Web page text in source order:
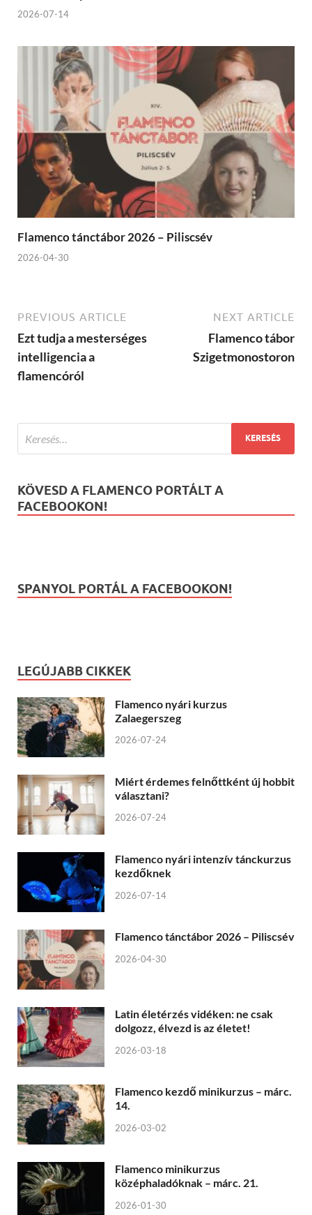
2026-07-14
Flamenco tánctábor 2026 – Piliscsév
2026-04-30
PREVIOUS ARTICLE
Ezt tudja a mesterséges
intelligencia a
flamencóról
NEXT ARTICLE
Flamenco tábor
Szigetmonostoron
KÖVESD A FLAMENCO PORTÁLT A
FACEBOOKON!
SPANYOL PORTÁL A FACEBOOKON!
LEGÚJABB CIKKEK
Flamenco nyári kurzus
Zalaegerszeg
2026-07-24
Miért érdemes felnőttként új hobbit
választani?
2026-07-24
Flamenco nyári intenzív tánckurzus
kezdőknek
2026-07-14
Flamenco tánctábor 2026 – Piliscsév
2026-04-30
Latin életérzés vidéken: ne csak
dolgozz, élvezd is az életet!
2026-03-18
Flamenco kezdő minikurzus – márc.
14.
2026-03-02
Flamenco minikurzus
középhaladóknak – márc. 21.
2026-01-30